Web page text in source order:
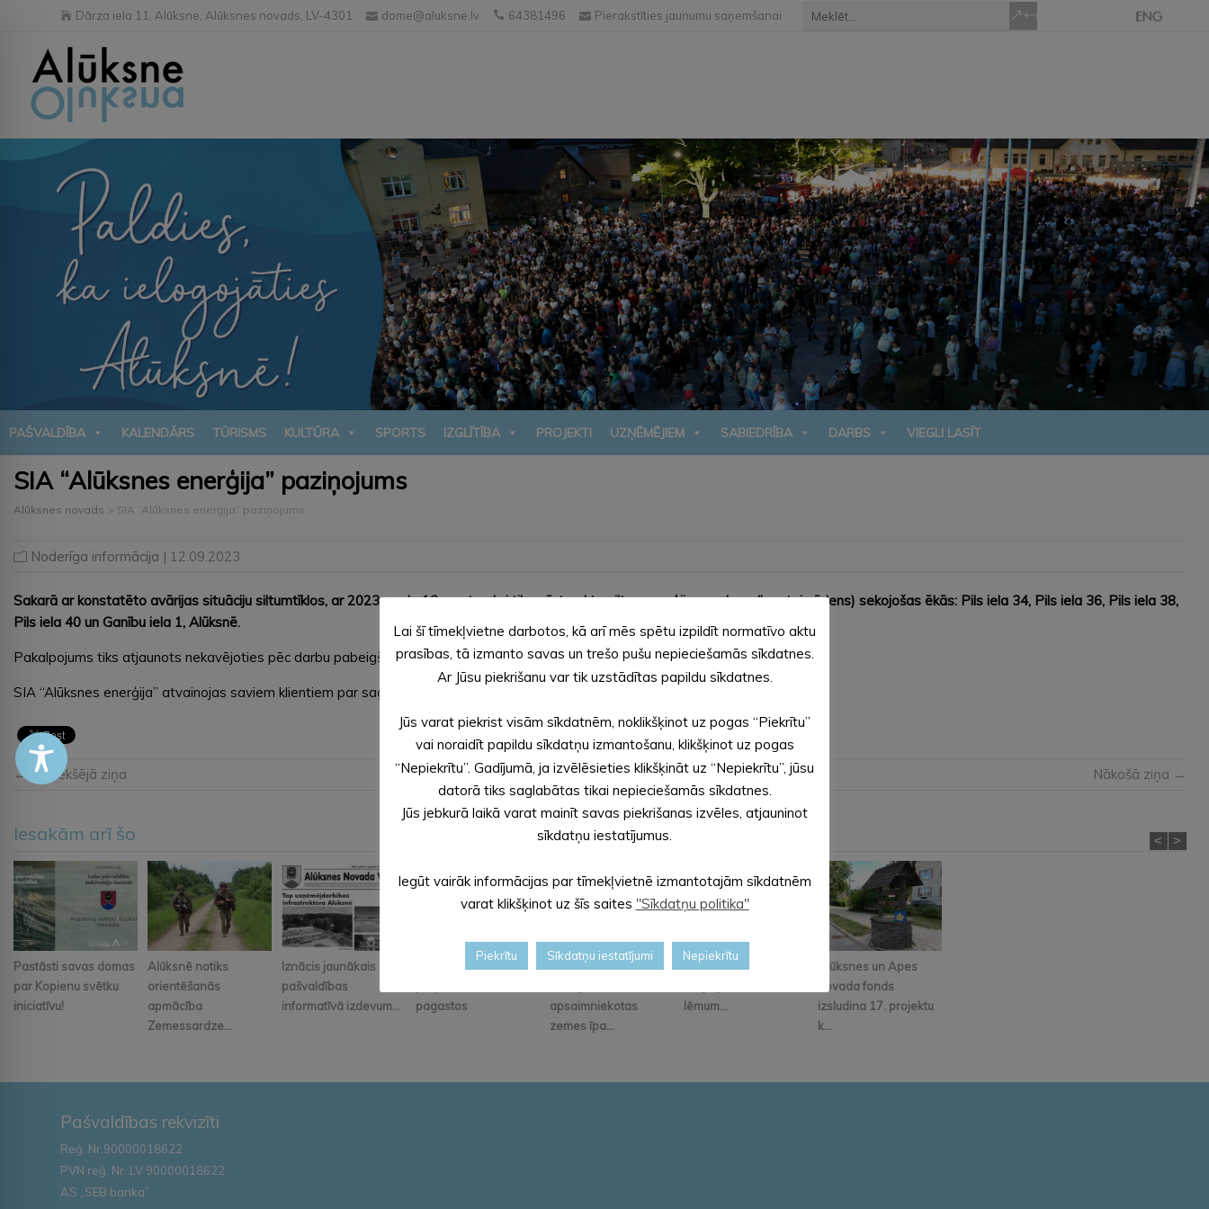
Dārza iela 11, Alūksne, Alūksnes novads, LV-4301 dome@aluksne.lv 64381496 Pierakstīties jaunumu saņemšanai
PAŠVALDĪBA KALENDĀRS TŪRISMS KULTŪRA SPORTS IZGLĪTĪBA PROJEKTI UZŅĒMĒJIEM SABIEDRĪBA DARBS VIEGLI LASĪT
SIA “Alūksnes enerģija” paziņojums
Alūksnes novads > SIA “Alūksnes enerģija” paziņojums
Noderīga informācija | 12.09.2023
Sakarā ar konstatēto avārijas situāciju siltumtīklos, ar 2023. gada 13. septembri tiks pārtraukta siltumenerģijas padeve (karstais ūdens) sekojošas ēkās: Pils iela 34, Pils iela 36, Pils iela 38,
Pils iela 40 un Ganību iela 1, Alūksnē.
Pakalpojums tiks atjaunots nekavējoties pēc darbu pabeigšanas. Prognozējamais remontdarbu ilgums 1-3 dienas.
SIA “Alūksnes enerģija” atvainojas saviem klientiem par sagādātām neērtībām.
← Iepriekšējā ziņa Nākošā ziņa →
Iesakām arī šo
Pastāsti savas domas
par Kopienu svētku
iniciatīvu!
Alūksnē notiks
orientēšanās
apmācība
Zemessardze...
Iznācis jaunākais
pašvaldības
informatīvā izdevum...
pagastos
Alūksnes novadā
apsaimniekotas
zemes īpa...
Aicinām iepazīties ar
lēmum...
Alūksnes un Apes
novada fonds
izsludina 17. projektu
k...
< >
Pašvaldības rekvizīti
Reģ. Nr.90000018622
PVN reģ. Nr. LV 90000018622
AS „SEB banka”
Lai šī tīmekļvietne darbotos, kā arī mēs spētu izpildīt normatīvo aktu
prasības, tā izmanto savas un trešo pušu nepieciešamās sīkdatnes.
Ar Jūsu piekrišanu var tik uzstādītas papildu sīkdatnes.
Jūs varat piekrist visām sīkdatnēm, noklikšķinot uz pogas “Piekrītu”
vai noraidīt papildu sīkdatņu izmantošanu, klikšķinot uz pogas
“Nepiekrītu”. Gadījumā, ja izvēlēsieties klikšķināt uz “Nepiekrītu”, jūsu
datorā tiks saglabātas tikai nepieciešamās sīkdatnes.
Jūs jebkurā laikā varat mainīt savas piekrišanas izvēles, atjauninot
sīkdatņu iestatījumus.
Iegūt vairāk informācijas par tīmekļvietnē izmantotajām sīkdatnēm
varat klikšķinot uz šīs saites "Sīkdatņu politika"
Piekrītu Sīkdatņu iestatījumi Nepiekrītu